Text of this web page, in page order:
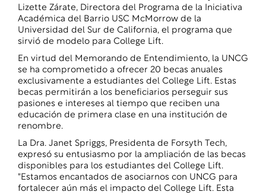
Lizette Zárate, Directora del Programa de la Iniciativa
Académica del Barrio USC McMorrow de la
Universidad del Sur de California, el programa que
sirvió de modelo para College Lift.
En virtud del Memorando de Entendimiento, la UNCG
se ha comprometido a ofrecer 20 becas anuales
exclusivamente a estudiantes del College Lift. Estas
becas permitirán a los beneficiarios perseguir sus
pasiones e intereses al tiempo que reciben una
educación de primera clase en una institución de
renombre.
La Dra. Janet Spriggs, Presidenta de Forsyth Tech,
expresó su entusiasmo por la ampliación de las becas
disponibles para los estudiantes del College Lift.
"Estamos encantados de asociarnos con UNCG para
fortalecer aún más el impacto del College Lift. Esta